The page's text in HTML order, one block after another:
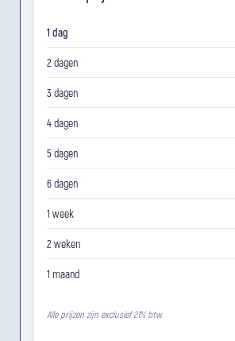
1 dag
2 dagen
3 dagen
4 dagen
5 dagen
6 dagen
1 week
2 weken
1 maand
Alle prijzen zijn exclusief 21% btw.